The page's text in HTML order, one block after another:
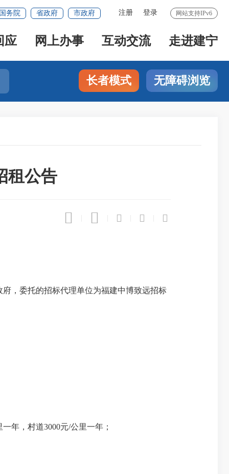
网站支持IPv6
注册 登录
国务院 省政府 市政府
应 网上办事 互动交流 走进建宁
长者模式 无障碍浏览
租公告
    
府 ，委托的招标代理单位为福建中博致远招标
年，村道3000元/公里一年；